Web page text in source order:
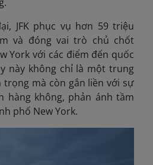
JFK phục vụ hơn 59 triệu
và đóng vai trò chủ chốt
York với các điểm đến quốc
này không chỉ là một trung
mà còn gắn liền với sự
hàng không, phản ánh tầm
phố New York.